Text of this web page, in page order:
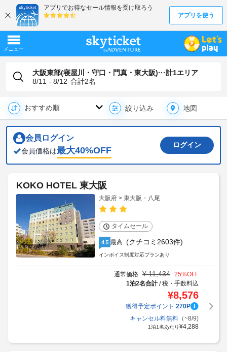
大阪東部(寝屋川・守口・門真・東大阪)···計1エリア
8/11 - 8/12 合計2名
絞り込み 地図
会員ログイン
会員価格は最大40%OFF
ログイン
KOKO HOTEL 東大阪
大阪府 > 東大阪・八尾
タイムセール
4.5 最高 (クチコミ2603件)
インボイス制度対応プランあり
通常価格 ¥ 11,434 25%OFF
1泊2名合計/税・手数料込
¥8,576
獲得予定ポイント:270P
キャンセル料無料（~8/9)
1泊1名あたり¥4,288